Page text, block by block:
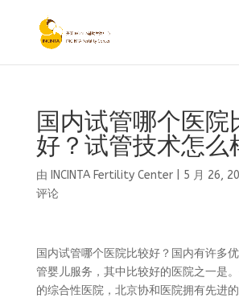
国内试管哪个医院
好？试管技术怎么
由 INCINTA Fertility Center| 5 月 26,
评论
国内试管哪个医院比较好？国内有许多
管婴儿服务，其中比较好的医院之一是
的综合性医院，北京协和医院拥有先进